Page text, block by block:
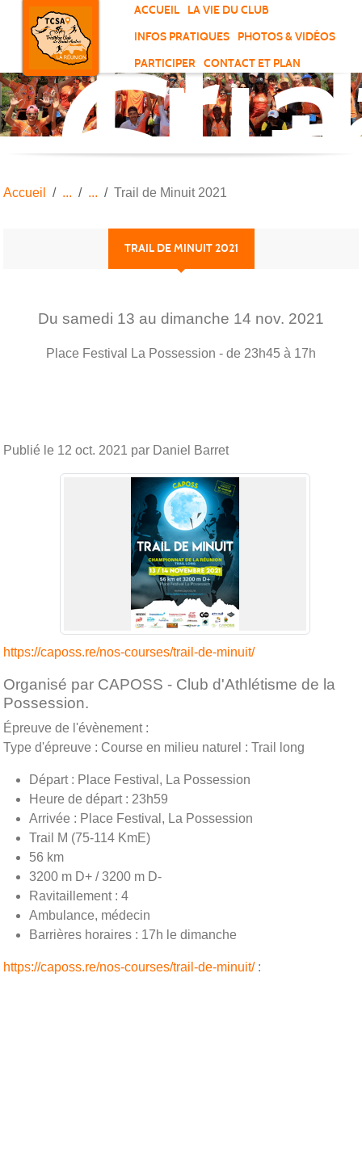
ACCUEIL
LA VIE DU CLUB
INFOS PRATIQUES
PHOTOS & VIDÉOS
PARTICIPER
CONTACT ET PLAN
de
Accueil Trail de Minuit 2021
TRAIL DE MINUIT 2021
Du samedi 13 au dimanche 14 nov. 2021
Place Festival La Possession - de 23h45 à 17h
Publié le 12 oct. 2021 par Daniel Barret
https://caposs.re/nos-courses/trail-de-minuit/
Organisé par CAPOSS - Club d'Athlétisme de la
Possession.
Épreuve de l'évènement :
Type d'épreuve : Course en milieu naturel : Trail long
Départ : Place Festival, La Possession
Heure de départ : 23h59
Arrivée : Place Festival, La Possession
Trail M (75-114 KmE)
56 km
3200 m D+ / 3200 m D-
Ravitaillement : 4
Ambulance, médecin
Barrières horaires : 17h le dimanche
https://caposs.re/nos-courses/trail-de-minuit/:
Panneau de gestion des cookies